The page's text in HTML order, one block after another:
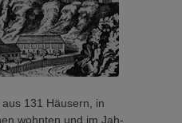
131 Häusern, in
wohnten und im Jah­